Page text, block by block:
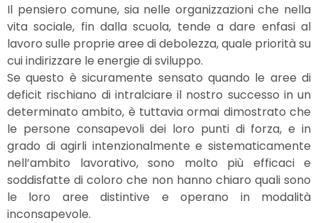
Il pensiero comune, sia nelle organizzazioni che nella
vita sociale, fin dalla scuola, tende a dare enfasi al
lavoro sulle proprie aree di debolezza, quale priorità su
cui indirizzare le energie di sviluppo.
Se questo è sicuramente sensato quando le aree di
deficit rischiano di intralciare il nostro successo in un
determinato ambito, è tuttavia ormai dimostrato che
le persone consapevoli dei loro punti di forza, e in
grado di agirli intenzionalmente e sistematicamente
nell’ambito lavorativo, sono molto più efficaci e
soddisfatte di coloro che non hanno chiaro quali sono
le loro aree distintive e operano in modalità
inconsapevole.